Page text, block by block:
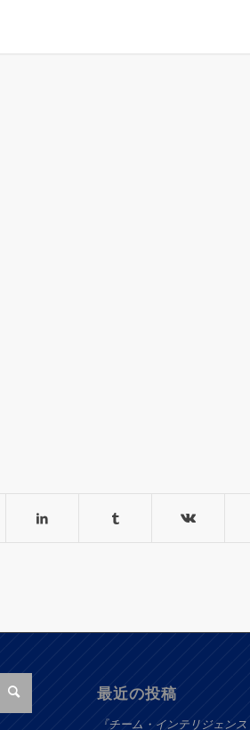
最近の投稿
『チーム・インテリジェン